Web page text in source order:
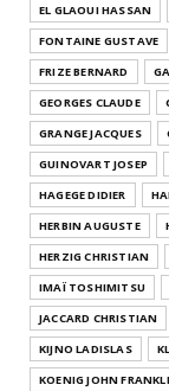
EL GLAOUI HASSAN
FONTAINE GUSTAVE
FRIZE BERNARD
GEORGES CLAUDE
GRANGE JACQUES
GUINOVART JOSEP
HAGEGE DIDIER
HERBIN AUGUSTE
HERZIG CHRISTIAN
IMAÏ TOSHIMITSU
JACCARD CHRISTIAN
KIJNO LADISLAS
KOENIG JOHN